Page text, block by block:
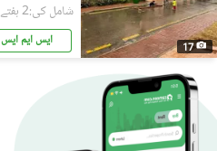
17
شامل کی:2 ہفتے پہل
ایس ایم ایس